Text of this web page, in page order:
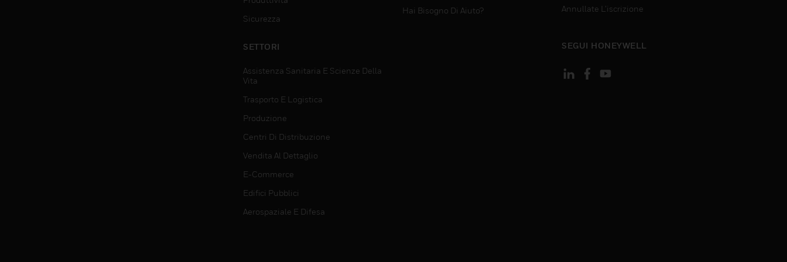
Sicurezza
SETTORI
Assistenza Sanitaria E Scienze Della
Vita
Trasporto E Logistica
Produzione
Centri Di Distribuzione
Vendita Al Dettaglio
E-Commerce
Edifici Pubblici
Aerospaziale E Difesa
Hai Bisogno Di Aiuto?
Annullate L’iscrizione
SEGUI HONEYWELL